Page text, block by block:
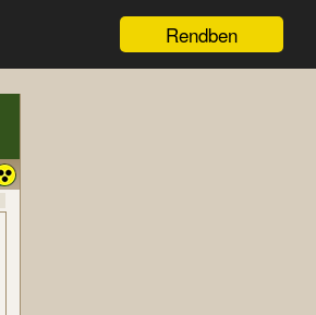
Rendben